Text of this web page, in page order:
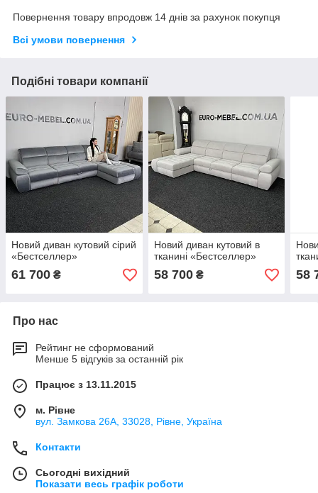
Повернення товару впродовж 14 днів за рахунок покупця
Всі умови повернення
Подібні товари компанії
Новий диван кутовий сірий
«Бестселлер»
61 700 ₴
Новий диван кутовий в
тканині «Бестселлер»
58 700₴ 58
Про нас
Рейтинг не сформований
Менше 5 відгуків за останній рік
Працює з 13.11.2015
м. Рівне
вул. Замкова 26А, 33028, Рівне, Україна
Контакти
Сьогодні вихідний
Показати весь графік роботи